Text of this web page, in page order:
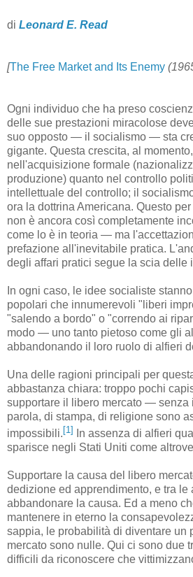
di Leonard E. Read
[The Free Market and Its Enemy
Ogni individuo che ha preso
delle sue prestazioni miracolose
suo opposto — il socialismo — sta
gigante. Questa crescita, al
nell'acquisizione formale
produzione) quanto nel controllo
intellettuale del controllo; il
ora la dottrina Americana. Questo
non è ancora così completamente
come lo è in teoria — ma
prefazione all'inevitabile pratica.
degli affari pratici segue la scia delle
In ogni caso, le idee socialiste
popolari che innumerevoli "liberi
"salendo a bordo" o "correndo ai
modo — uno tanto pietoso come gli
abbandonando il loro ruolo di alfieri
Una delle ragioni principali per
abbastanza chiara: troppo pochi
supportare il libero mercato — senza
parola, di stampa, di religione sono
impossibili. [1]
In assenza di alfieri
sparisce negli Stati Uniti come
Supportare la causa del libero
dedizione ed apprendimento, e tra le
abbandonare la causa. Ed a meno
mantenere in eterno la
sappia, le probabilità di diventare un
mercato sono nulle. Qui ci sono due
difficili da riconoscere che